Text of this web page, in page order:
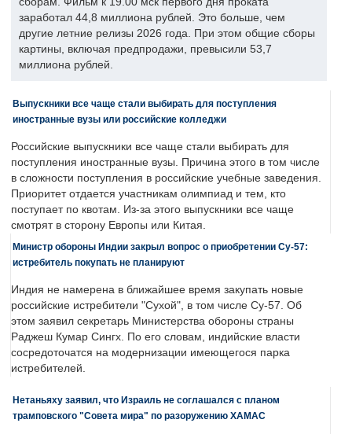
заработал 44,8 миллиона рублей. Это больше, чем
другие летние релизы 2026 года. При этом общие сборы
картины, включая предпродажи, превысили 53,7
миллиона рублей.
Выпускники все чаще стали выбирать для поступления
иностранные вузы или российские колледжи
Российские выпускники все чаще стали выбирать для
поступления иностранные вузы. Причина этого в том числе
в сложности поступления в российские учебные заведения.
Приоритет отдается участникам олимпиад и тем, кто
поступает по квотам. Из-за этого выпускники все чаще
смотрят в сторону Европы или Китая.
Министр обороны Индии закрыл вопрос о приобретении Су-57:
истребитель покупать не планируют
Индия не намерена в ближайшее время закупать новые
российские истребители "Сухой", в том числе Су-57. Об
этом заявил секретарь Министерства обороны страны
Раджеш Кумар Сингх. По его словам, индийские власти
сосредоточатся на модернизации имеющегося парка
истребителей.
Нетаньяху заявил, что Израиль не соглашался с планом
трамповского "Совета мира" по разоружению ХАМАС